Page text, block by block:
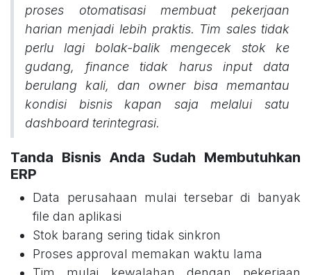
proses otomatisasi membuat pekerjaan
harian menjadi lebih praktis. Tim sales tidak
perlu lagi bolak-balik mengecek stok ke
gudang, finance tidak harus input data
berulang kali, dan owner bisa memantau
kondisi bisnis kapan saja melalui satu
dashboard terintegrasi.
Tanda Bisnis Anda Sudah Membutuhkan
ERP
Data perusahaan mulai tersebar di banyak
file dan aplikasi
Stok barang sering tidak sinkron
Proses approval memakan waktu lama